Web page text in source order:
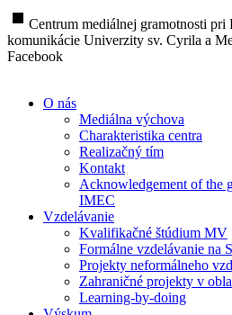
stop Centrum mediálnej gramotnosti pri
komunikácie Univerzity sv. Cyrila a
Facebook
O nás
Mediálna výchova
Charakteristika centra
Realizačný tím
Kontakt
Acknowledgement of the
IMEC
Vzdelávanie
Kvalifikačné štúdium MV
Formálne vzdelávanie na
Projekty neformálneho
Zahraničné projekty v
Learning-by-doing